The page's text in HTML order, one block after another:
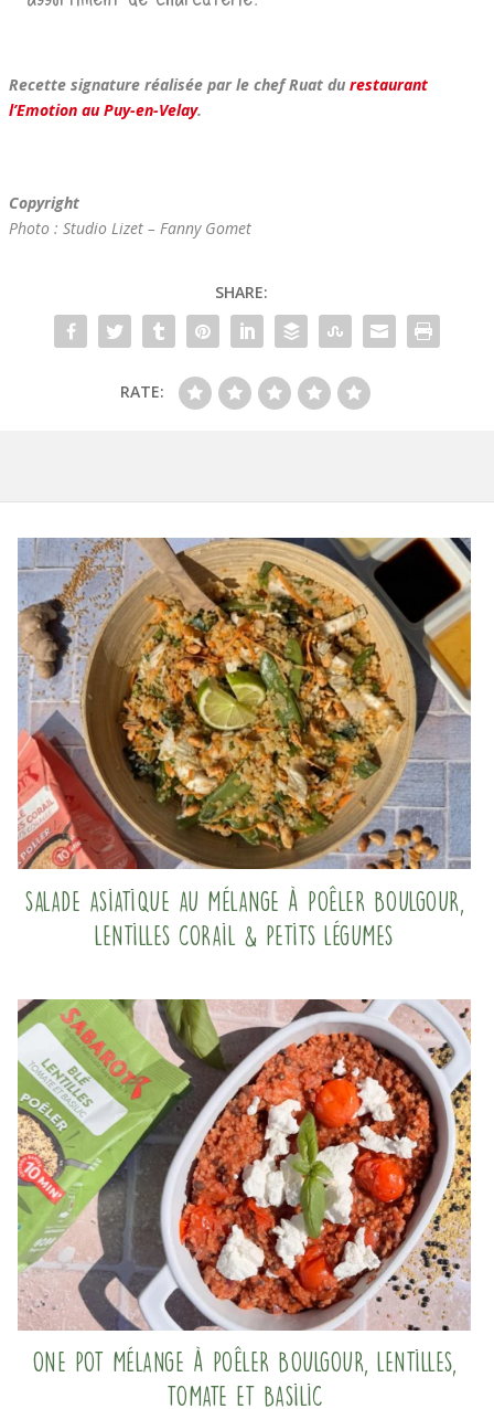
Recette signature réalisée par le chef Ruat du restaurant
l’Emotion au Puy-en-Velay.
Copyright
Photo : Studio Lizet – Fanny Gomet
SHARE:
RATE:
Salade asiatique au mélange à poêler Boulgour,
Lentilles corail & Petits légumes
One pot mélange à poêler boulgour, lentilles,
tomate et basilic